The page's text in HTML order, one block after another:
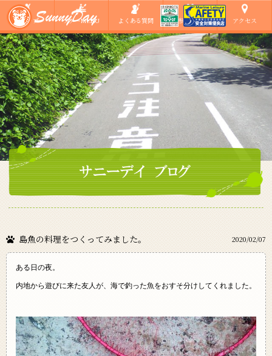
ショップ ツアーMENU よくある質問 ご参加の方へ アクセス
島魚の料理をつくってみました。 2020/02/07
ある日の夜。
内地から遊びに来た友人が、海で釣った魚をおすそ分けしてくれました。